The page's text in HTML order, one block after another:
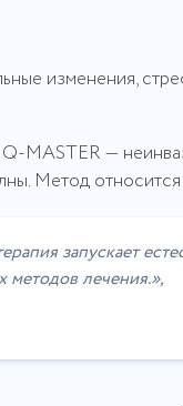
изменения,
MASTER —
Метод
запускает
методов лечения.»,